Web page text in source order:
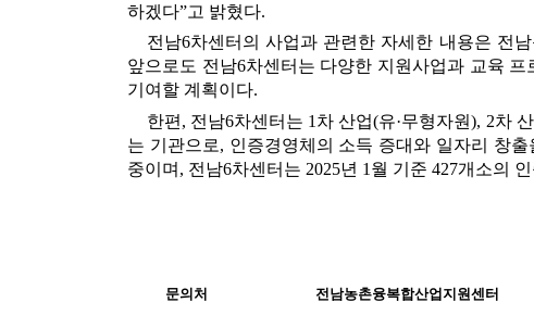
하겠다”고 밝혔다.
전남6차센터의 사업과 관련한 자세한 내용은 전
앞으로도 전남6차센터는 다양한 지원사업과 교육
기여할 계획이다.
한편 , 전남6차센터는 1 차 산업(유·무형자원), 2차
는 기관으로, 인증경영체의 소득 증대와 일자리 창
중이며 , 전남6차센터는 2025년 1 월 기준 427개소의
문의처 전남농촌융복합산업지원센터